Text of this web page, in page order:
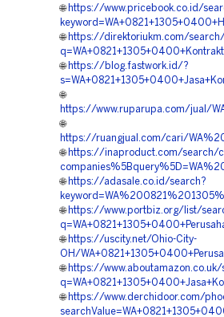
🌐 https://www.pricebook.co.id/
🌐 https://direktoriukm.com/
🌐 https://blog.fastwork.id/?
🌐
https://www.ruparupa.com/jual/
🌐
https://ruangjual.com/cari/
🌐 https://inaproduct.com/search/
🌐 https://adasale.co.id/search?
🌐 https://www.portbiz.org/list/
🌐 https://uscity.net/Ohio-City-
OH/
🌐 https://www.aboutamazon.co.uk/
🌐 https://www.derchidoor.com/